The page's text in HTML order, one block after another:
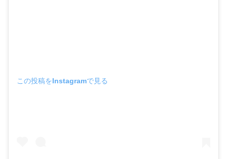
この投稿をInstagramで見る